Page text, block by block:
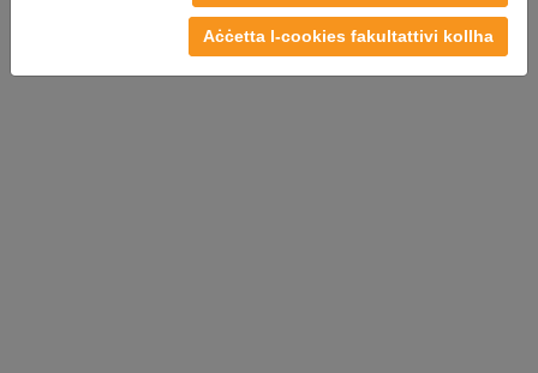
Aċċetta l-cookies fakultattivi kollha